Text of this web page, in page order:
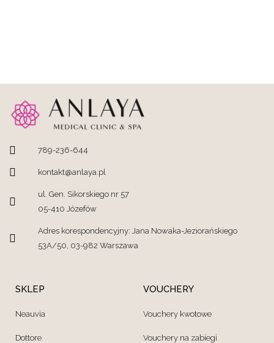
789-236-644
kontakt@anlaya.pl
ul. Gen. Sikorskiego nr 57
05-410 Józefów
Adres korespondencyjny: Jana Nowaka-Jeziorańskiego
53A/50, 03-982 Warszawa
SKLEP
Neauvia
Dottore
VOUCHERY
Vouchery kwotowe
Vouchery na zabiegi